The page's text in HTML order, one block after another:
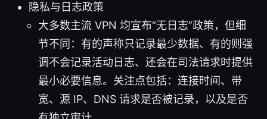
隐私与日志政策
大多数主流 VPN 均宣布“无日志”政策，但细
节不同：有的声称只记录最少数据、有的则强
调不会记录活动日志、还会在司法请求时提供
最小必要信息。关注点包括：连接时间、带
宽、源 IP、DNS 请求是否被记录，以及是否